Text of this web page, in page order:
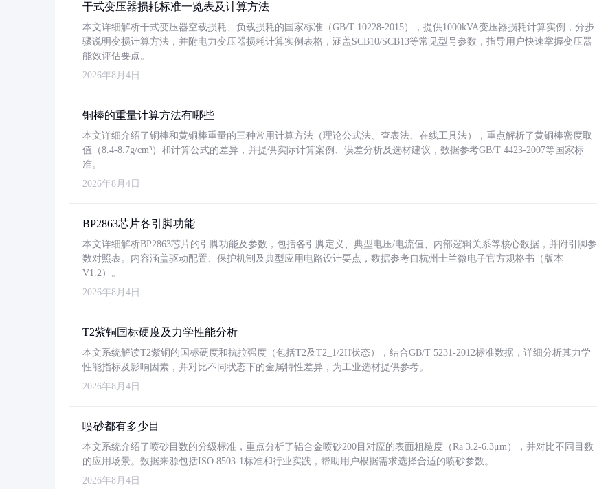
干式变压器损耗标准一览表及计算方法
本文详细解析干式变压器空载损耗、负载损耗的国家标准（GB/T 10228-2015），提供1000kVA变压器损耗计算实例，分步
骤说明变损计算方法，并附电力变压器损耗计算实例表格，涵盖SCB10/SCB13等常见型号参数，指导用户快速掌握变压器
能效评估要点。
2026年8月4日
铜棒的重量计算方法有哪些
本文详细介绍了铜棒和黄铜棒重量的三种常用计算方法（理论公式法、查表法、在线工具法），重点解析了黄铜棒密度取
值（8.4-8.7g/cm³）和计算公式的差异，并提供实际计算案例、误差分析及选材建议，数据参考GB/T 4423-2007等国家标
准。
2026年8月4日
BP2863芯片各引脚功能
本文详细解析BP2863芯片的引脚功能及参数，包括各引脚定义、典型电压/电流值、内部逻辑关系等核心数据，并附引脚参
数对照表。内容涵盖驱动配置、保护机制及典型应用电路设计要点，数据参考自杭州士兰微电子官方规格书（版本
V1.2）。
2026年8月4日
T2紫铜国标硬度及力学性能分析
本文系统解读T2紫铜的国标硬度和抗拉强度（包括T2及T2_1/2H状态），结合GB/T 5231-2012标准数据，详细分析其力学
性能指标及影响因素，并对比不同状态下的金属特性差异，为工业选材提供参考。
2026年8月4日
喷砂都有多少目
本文系统介绍了喷砂目数的分级标准，重点分析了铝合金喷砂200目对应的表面粗糙度（Ra 3.2-6.3μm），并对比不同目数
的应用场景。数据来源包括ISO 8503-1标准和行业实践，帮助用户根据需求选择合适的喷砂参数。
2026年8月4日